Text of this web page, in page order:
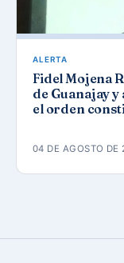
ALERTA
Fidel Mojena
de Guanajay
el orden
04 DE AGOSTO DE